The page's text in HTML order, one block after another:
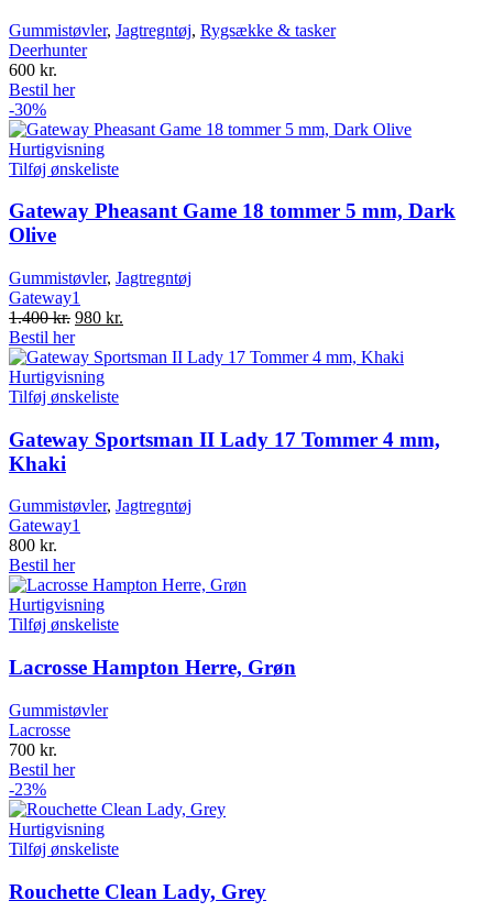
Gummistøvler, Jagtregntøj, Rygsække & tasker
Deerhunter
600 kr.
Bestil her
-30%
Hurtigvisning
Tilføj ønskeliste
Gateway Pheasant Game 18 tommer 5 mm, Dark
Olive
Gummistøvler, Jagtregntøj
Gateway1
1.400kr. Original
price
was:
1.400 kr..
980 kr.
is:
Bestil her
Hurtigvisning
Tilføj ønskeliste
Gateway Sportsman II Lady 17 Tommer 4 mm,
Khaki
Gummistøvler, Jagtregntøj
Gateway1
800 kr.
Bestil her
Hurtigvisning
Tilføj ønskeliste
Lacrosse Hampton Herre, Grøn
Gummistøvler
Lacrosse
700 kr.
Bestil her
-23%
Hurtigvisning
Tilføj ønskeliste
Rouchette Clean Lady, Grey